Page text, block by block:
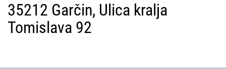
35212 Garčin, Ulica kralja
Tomislava 92